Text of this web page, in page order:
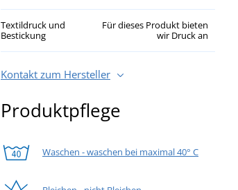
Textildruck und
Bestickung
Für dieses Produkt bieten
wir Druck an
Kontakt zum Hersteller
Produktpflege
Waschen - waschen bei maximal 40° C